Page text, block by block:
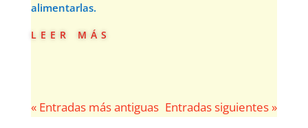
alimentarlas.
leer más
« Entradas más antiguas Entradas siguientes »